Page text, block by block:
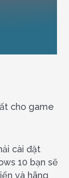
cho game
cài đặt
10 bạn sẽ
và hãng